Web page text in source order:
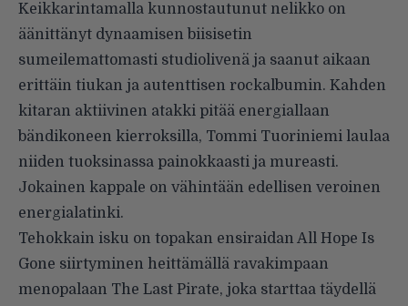
Keikkarintamalla kunnostautunut nelikko on
äänittänyt dynaamisen biisisetin
sumeilemattomasti studiolivenä ja saanut aikaan
erittäin tiukan ja autenttisen rockalbumin. Kahden
kitaran aktiivinen atakki pitää energiallaan
bändikoneen kierroksilla, Tommi Tuoriniemi laulaa
niiden tuoksinassa painokkaasti ja mureasti.
Jokainen kappale on vähintään edellisen veroinen
energialatinki.
Tehokkain isku on topakan ensiraidan All Hope Is
Gone siirtyminen heittämällä ravakimpaan
menopalaan The Last Pirate, joka starttaa täydellä